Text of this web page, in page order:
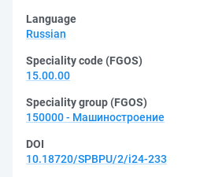
Language
Russian
Speciality code (FGOS)
15.00.00
Speciality group (FGOS)
150000 - Машиностроение
DOI
10.18720/SPBPU/2/i24-233